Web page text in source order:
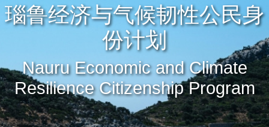
瑙鲁经济与气候韧性公民身
份计划
Nauru Economic and Climate
Resilience Citizenship Program